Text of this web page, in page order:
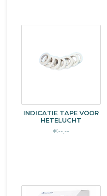
INDICATIE TAPE VOOR
HETELUCHT
€--,--